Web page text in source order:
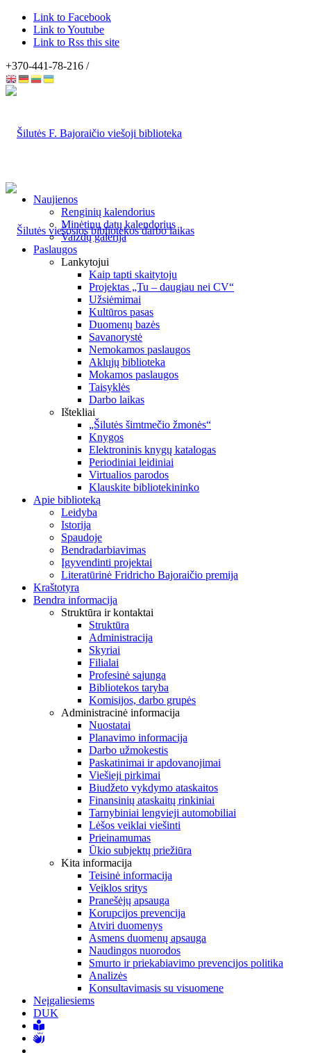
Link to Facebook
Link to Youtube
Link to Rss this site
+370-441-78-216 /
Naujienos
Renginių kalendorius
Minėtinų datų kalendorius
Vaizdų galerija
Paslaugos
Lankytojui
Kaip tapti skaitytoju
Projektas „Tu – daugiau nei CV“
Užsiėmimai
Kultūros pasas
Duomenų bazės
Savanorystė
Nemokamos paslaugos
Aklųjų biblioteka
Mokamos paslaugos
Taisyklės
Darbo laikas
Ištekliai
„Šilutės šimtmečio žmonės“
Knygos
Elektroninis knygų katalogas
Periodiniai leidiniai
Virtualios parodos
Klauskite bibliotekininko
Apie biblioteką
Leidyba
Istorija
Spaudoje
Bendradarbiavimas
Įgyvendinti projektai
Literatūrinė Fridricho Bajoraičio premija
Kraštotyra
Bendra informacija
Struktūra ir kontaktai
Struktūra
Administracija
Skyriai
Filialai
Profesinė sąjunga
Bibliotekos taryba
Komisijos, darbo grupės
Administracinė informacija
Nuostatai
Planavimo informacija
Darbo užmokestis
Paskatinimai ir apdovanojimai
Viešieji pirkimai
Biudžeto vykdymo ataskaitos
Finansinių ataskaitų rinkiniai
Tarnybiniai lengvieji automobiliai
Lėšos veiklai viešinti
Prieinamumas
Ūkio subjektų priežiūra
Kita informacija
Teisinė informacija
Veiklos sritys
Pranešėjų apsauga
Korupcijos prevencija
Atviri duomenys
Asmens duomenų apsauga
Naudingos nuorodos
Smurto ir priekabiavimo prevencijos politika
Analizės
Konsultavimasis su visuomene
Neįgaliesiems
DUK